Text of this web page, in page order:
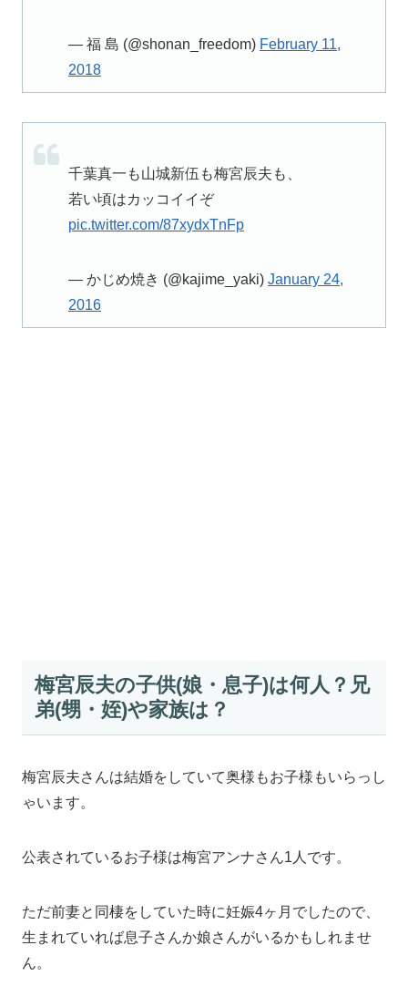
— 福 島 (@shonan_freedom) February 11,
2018
千葉真一も山城新伍も梅宮辰夫も、
若い頃はカッコイイぞ
pic.twitter.com/87xydxTnFp
— かじめ焼き (@kajime_yaki) January 24,
2016
梅宮辰夫の子供(娘・息子)は何人？兄
弟(甥・姪)や家族は？
梅宮辰夫さんは結婚をしていて奥様もお子様もいらっし
ゃいます。
公表されているお子様は梅宮アンナさん1人です。
ただ前妻と同棲をしていた時に妊娠4ヶ月でしたので、
生まれていれば息子さんか娘さんがいるかもしれませ
ん。